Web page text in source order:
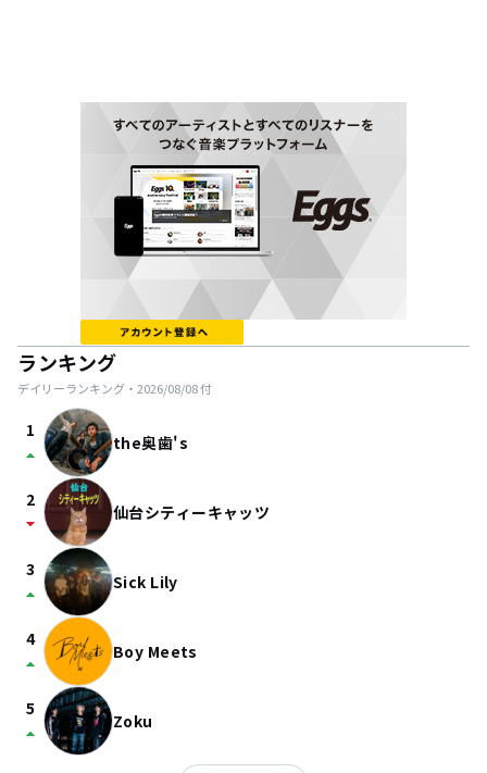
ランキング
デイリーランキング・ 2026/08/08付
1
arrow_drop_up the奥歯's
2
arrow_drop_down 仙台シティーキャッツ
3
arrow_drop_up Sick Lily
4
arrow_drop_up Boy Meets
5
arrow_drop_up Zoku